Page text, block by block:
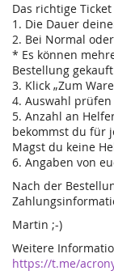
Das richtige
1. Die Dauer
2. Bei Normal
* Es können
Bestellung
3. Klick „Zum
4. Auswahl prüfen
5. Anzahl an
bekommst du für
Magst du keine
6. Angaben von
Nach der
Martin ;-)
Weitere
https://t.me/